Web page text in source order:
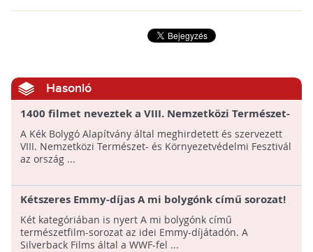
Hasonló
1400 filmet neveztek a VIII. Nemzetközi Természet-
és Környezetvédelmi Fesztiválra!
A Kék Bolygó Alapítvány által meghirdetett és szervezett
VIII. Nemzetközi Természet- és Környezetvédelmi Fesztivál
az ország ...
Kétszeres Emmy-díjas A mi bolygónk című sorozat!
Két kategóriában is nyert A mi bolygónk című
természetfilm-sorozat az idei Emmy-díjátadón. A
Silverback Films által a WWF-fel ...